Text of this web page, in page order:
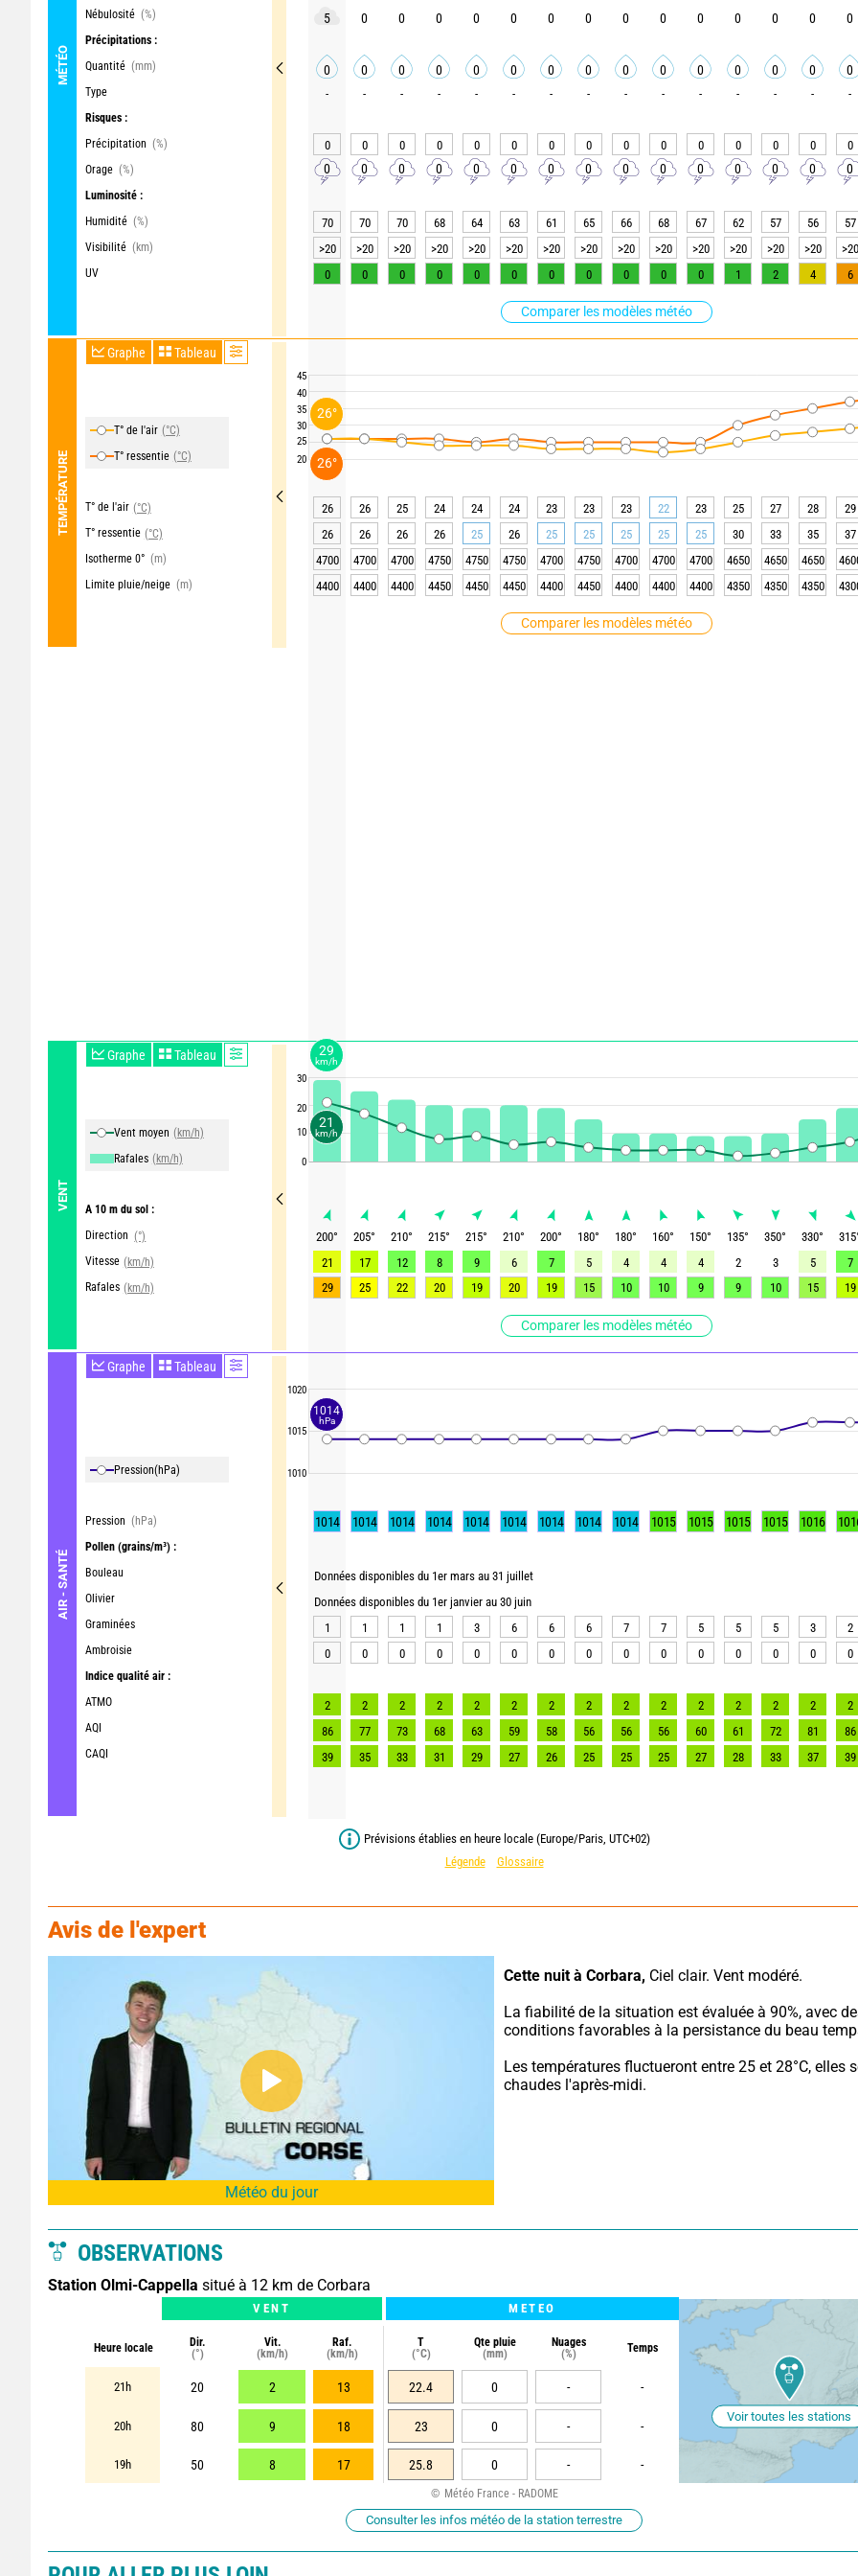
MÉTÉO
Nébulosité (%)
Précipitations :
Quantité (mm)
Type
Risques :
Précipitation (%)
Orage (%)
Luminosité :
Humidité (%)
Visibilité (km)
UV
Comparer les modèles météo
TEMPÉRATURE
Graphe Tableau
T° de l'air (°C)
T° ressentie (°C)
T° de l'air (°C)
T° ressentie (°C)
Isotherme 0° (m)
Limite pluie/neige (m)
Comparer les modèles météo
VENT
Graphe Tableau
Vent moyen (km/h)
Rafales (km/h)
A 10 m du sol :
Direction (°)
Vitesse (km/h)
Rafales (km/h)
Comparer les modèles météo
AIR - SANTÉ
Graphe Tableau
Pression(hPa)
Pression (hPa)
Pollen (grains/m³) :
Bouleau
Olivier
Graminées
Ambroisie
Indice qualité air :
ATMO
AQI
CAQI
45
40
35
30
25
20
30
20
10
0
1020
1015
1010
5 0 0 0 0 0 0 0 0 0 0 0 0 0 0
0 0 0 0 0 0 0 0 0 0 0 0 0 0 0
- - - - - - - - - - - - - - -
0 0 0 0 0 0 0 0 0 0 0 0 0 0 0
0 0 0 0 0 0 0 0 0 0 0 0 0 0 0
70 70 70 68 64 63 61 65 66 68 67 62 57 56 57
>20
>20 >20 >20 >20 >20 >20 >20 >20 >20 >20 >20 >20 >20 >20
0
0 0 0 0 0 0 0 0 0 0 1 2 4 6
26 26 25 24 24 24 23 23 23 22 23 25 27 28 29
26
26 26 26 25 26 25 25 25 25 25 30 33 35 37
4700
4700 4700 4750 4750 4750 4700 4750 4700 4700 4700 4650 4650 4650
4400
4400 4400 4450 4450 4450 4400 4450 4400 4400 4400 4350 4350 4350
200° 205° 210° 215° 215° 210° 200° 180° 180° 160° 150° 135° 350° 330° 315
21
17 12 8 9 6 7 5 4 4 4 2 3 5 7
29
25 22 20 19 20 19 15 10 10 9 9 10 15 19
1014 1014 1014 1014 1014 1014 1014 1014 1014 1015 1015 1015 1015 1016
Données disponibles du 1er mars au 31 juillet
Données disponibles du 1er janvier au 30 juin
1
1 1 1 3 6 6 6 7 7 5 5 5 3 2
0
0 0 0 0 0 0 0 0 0 0 0 0 0 0
2 2 2 2 2 2 2 2 2 2 2 2 2 2 2
86
77 73 68 63 59 58 56 56 56 60 61 72 81 86
39
35 33 31 29 27 26 25 25 25 27 28 33 37 39
Prévisions établies en heure locale (Europe/Paris, UTC+02)
Légende
Glossaire
Avis de l'expert
Météo du jour
Cette nuit à Corbara, Ciel clair. Vent modéré.
La fiabilité de la situation est évaluée à 90%, avec
conditions favorables à la persistance du beau
Les températures fluctueront entre 25 et 28°C, elles
chaudes l'après-midi.
OBSERVATIONS
Station Olmi-Cappella situé à 12 km de Corbara
VENT METEO
Heure locale
Dir.
(°)
Vit.
(km/h)
Raf.
(km/h)
T
(°C)
Qte pluie
(mm)
Nuages
(%)
Temps
21h 20 2 13 22.4 0 - -
20h 80 9 18 23 0 - -
19h 50 8 17 25.8 0 - -
Voir toutes les stations
Météo France - RADOME
Consulter les infos météo de la station terrestre
21
km/h
29
km/h
26°
26°
1014
hPa